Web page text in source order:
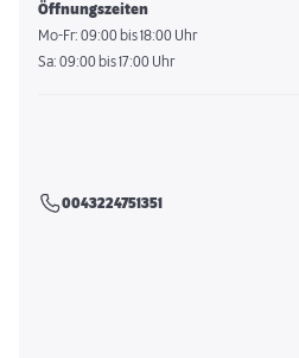
Öffnungszeiten
Mo-Fr: 09:00 bis 18:00 Uhr
Sa: 09:00 bis 17:00 Uhr
0043224751351